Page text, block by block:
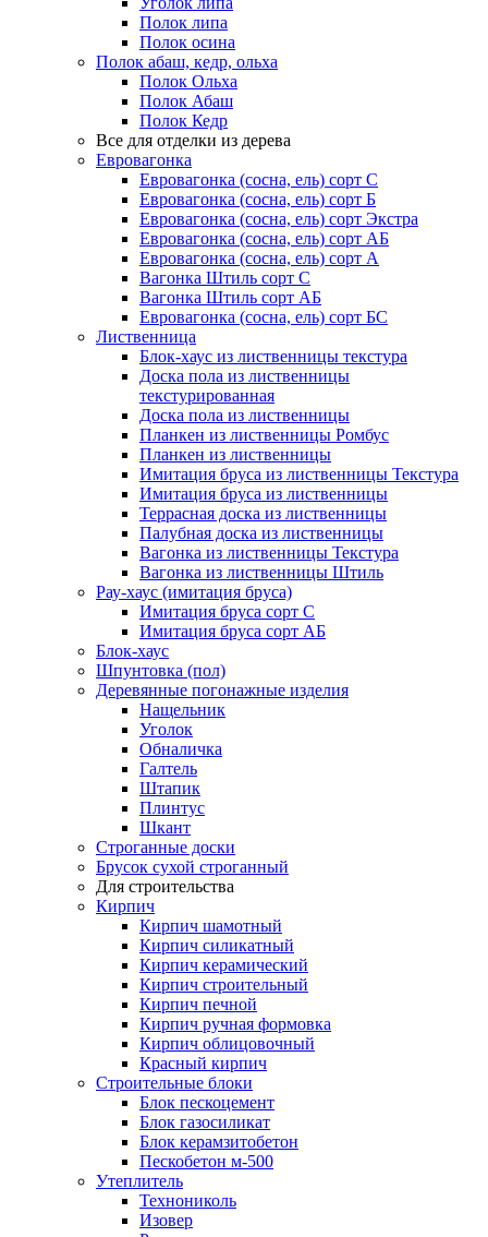
Полок липа
Полок осина
Полок абаш, кедр, ольха
Полок Ольха
Полок Абаш
Полок Кедр
Все для отделки из дерева
Евровагонка
Евровагонка (сосна, ель) сорт С
Евровагонка (сосна, ель) сорт Б
Евровагонка (сосна, ель) сорт Экстра
Евровагонка (сосна, ель) сорт АБ
Евровагонка (сосна, ель) сорт А
Вагонка Штиль сорт С
Вагонка Штиль сорт АБ
Евровагонка (сосна, ель) сорт БС
Лиственница
Блок-хаус из лиственницы текстура
Доска пола из лиственницы
текстурированная
Доска пола из лиственницы
Планкен из лиственницы Ромбус
Планкен из лиственницы
Имитация бруса из лиственницы Текстура
Имитация бруса из лиственницы
Террасная доска из лиственницы
Палубная доска из лиственницы
Вагонка из лиственницы Текстура
Вагонка из лиственницы Штиль
Рау-хаус (имитация бруса)
Имитация бруса сорт С
Имитация бруса сорт АБ
Блок-хаус
Шпунтовка (пол)
Деревянные погонажные изделия
Нащельник
Уголок
Обналичка
Галтель
Штапик
Плинтус
Шкант
Строганные доски
Брусок сухой строганный
Для строительства
Кирпич
Кирпич шамотный
Кирпич силикатный
Кирпич керамический
Кирпич строительный
Кирпич печной
Кирпич ручная формовка
Кирпич облицовочный
Красный кирпич
Строительные блоки
Блок пескоцемент
Блок газосиликат
Блок керамзитобетон
Пескобетон м-500
Утеплитель
Технониколь
Изовер